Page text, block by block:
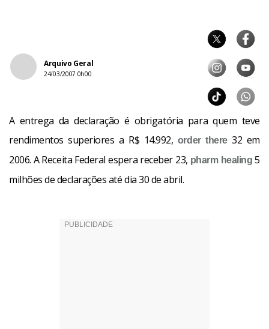
Arquivo Geral
24/03/2007 0h00
A entrega da declaração é obrigatória para quem teve
rendimentos superiores a R$ 14.992, order there32 em
2006. A Receita Federal espera receber 23, pharm healing 5
milhões de declarações até dia 30 de abril.